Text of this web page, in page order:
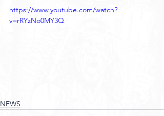
https://www.youtube.com/watch?
v=rRYzNo0MY3Q
NEWS